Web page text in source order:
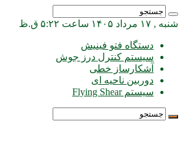
شنبه , ۱۷ مرداد ۱۴۰۵ ساعت ۵:۲۲ ق.ظ
دستگاه فتو فینیش
سیستم کنترل درز جوش
آشکارساز خطی
دوربین ناحیه ای
سیستم Flying Shear